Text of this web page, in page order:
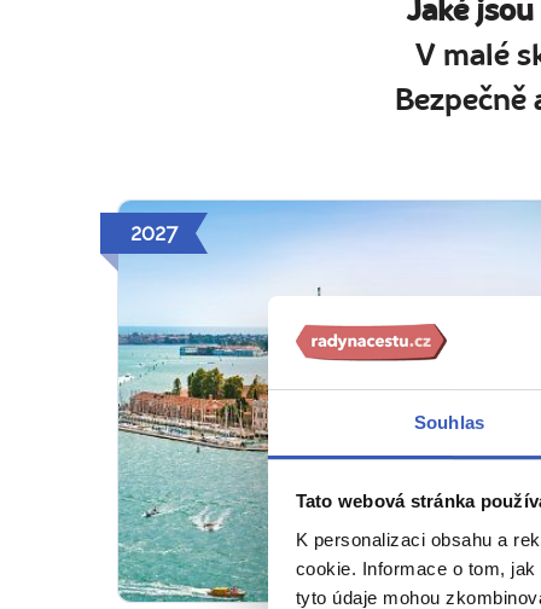
Souhlas
Tato webová stránka
K personalizaci obsahu a
cookie. Informace o tom,
tyto údaje mohou
Jaké
V malé
2027